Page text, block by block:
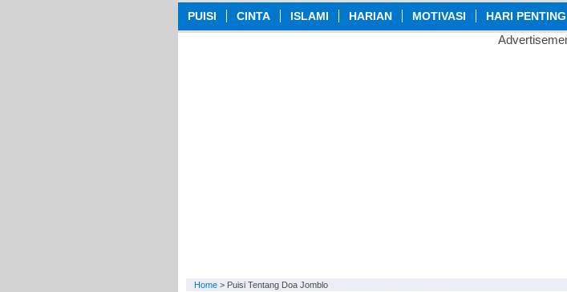
PUISI CINTA ISLAMI HARIAN MOTIVASI HARI PENTING
Home > Puisi Tentang Doa Jomblo